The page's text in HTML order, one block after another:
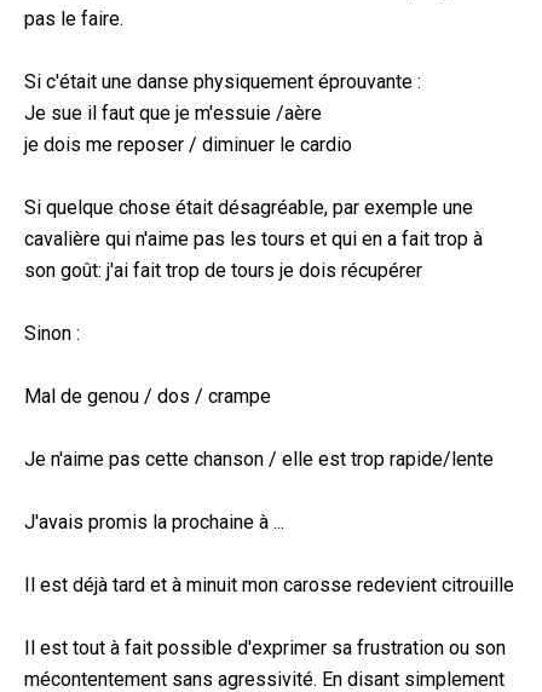
pas le faire.
Si c'était une danse physiquement éprouvante :
Je sue il faut que je m'essuie /aère
je dois me reposer / diminuer le cardio
Si quelque chose était désagréable, par exemple une
cavalière qui n'aime pas les tours et qui en a fait trop à
son goût: j'ai fait trop de tours je dois récupérer
Sinon :
Mal de genou / dos / crampe
Je n'aime pas cette chanson / elle est trop rapide/lente
J'avais promis la prochaine à ...
Il est déjà tard et à minuit mon carosse redevient citrouille
Il est tout à fait possible d'exprimer sa frustration ou son
mécontentement sans agressivité. En disant simplement